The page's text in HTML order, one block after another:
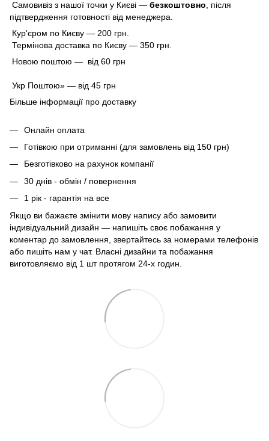
Самовивіз з нашої точки у Києві — безкоштовно
після
підтвердження готовності від менеджера.
Кур'єром по Києву — 200 грн.
Термінова доставка по Києву — 350 грн.
Новою поштою — від 60 грн
Укр Поштою» — від 45 грн
Більше інформації про доставку
Онлайн оплата
Готівкою при отриманні (для замовлень від 150 грн)
Безготівково на рахунок компанії
30 днів - обмін / повернення
1 рік - гарантія на все
Якщо ви бажаєте змінити мову напису або замовити
індивідуальний дизайн — напишіть своє побажання у
коментар до замовлення, звертайтесь за номерами телефонів
або пишіть нам у чат. Власні дизайни та побажання
виготовляємо від 1 шт протягом 24-х годин.